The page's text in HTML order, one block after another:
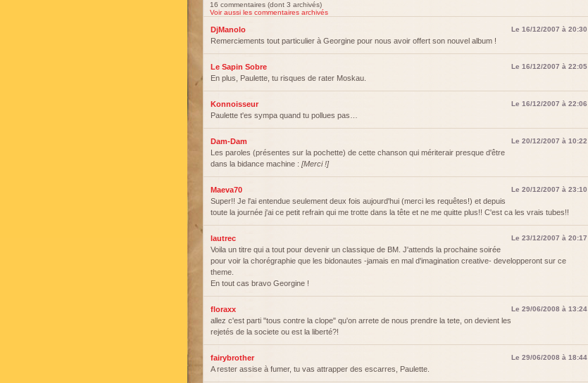
16 commentaires (dont 3 archivés)
Voir aussi les commentaires archivés
DjManolo Le 16/12/2007 à 20:30
Remerciements tout particulier à Georgine pour nous avoir offert son nouvel album !
Le Sapin Sobre Le 16/12/2007 à 22:05
En plus, Paulette, tu risques de rater Moskau.
Konnoisseur Le 16/12/2007 à 22:06
Paulette t'es sympa quand tu pollues pas…
Dam-Dam Le 20/12/2007 à 10:22
Les paroles (présentes sur la pochette) de cette chanson qui mériterair presque d'être
dans la bidance machine : [Merci !]
Maeva70 Le 20/12/2007 à 23:10
Super!! Je l'ai entendue seulement deux fois aujourd'hui (merci les requêtes!) et depuis
toute la journée j'ai ce petit refrain qui me trotte dans la tête et ne me quitte plus!! C'est ca les vrais tubes!!
lautrec Le 23/12/2007 à 20:17
Voila un titre qui a tout pour devenir un classique de BM. J'attends la prochaine soirée
pour voir la chorégraphie que les bidonautes -jamais en mal d'imagination creative- developperont sur ce
theme.
En tout cas bravo Georgine !
floraxx Le 29/06/2008 à 13:24
allez c'est parti "tous contre la clope" qu'on arrete de nous prendre la tete, on devient les
rejetés de la societe ou est la liberté?!
fairybrother Le 29/06/2008 à 18:44
A rester assise à fumer, tu vas attrapper des escarres, Paulette.